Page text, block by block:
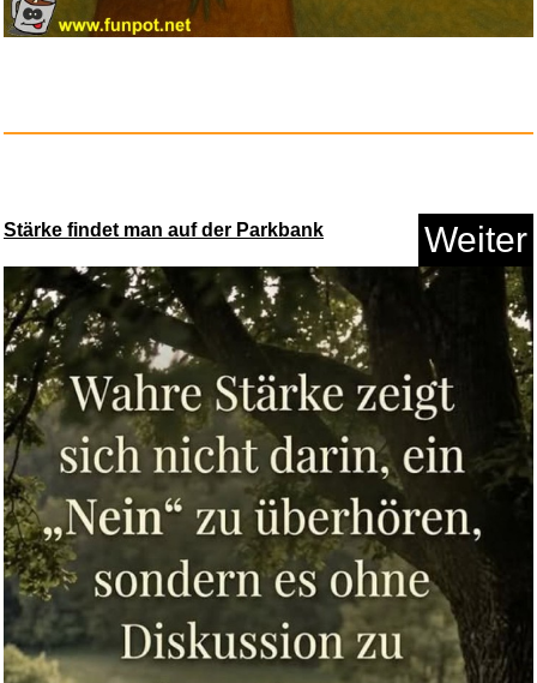
TAMS Strohhut Erwachsene aus
n...
Anzeige
Stärke findet man auf der Parkbank Weiter